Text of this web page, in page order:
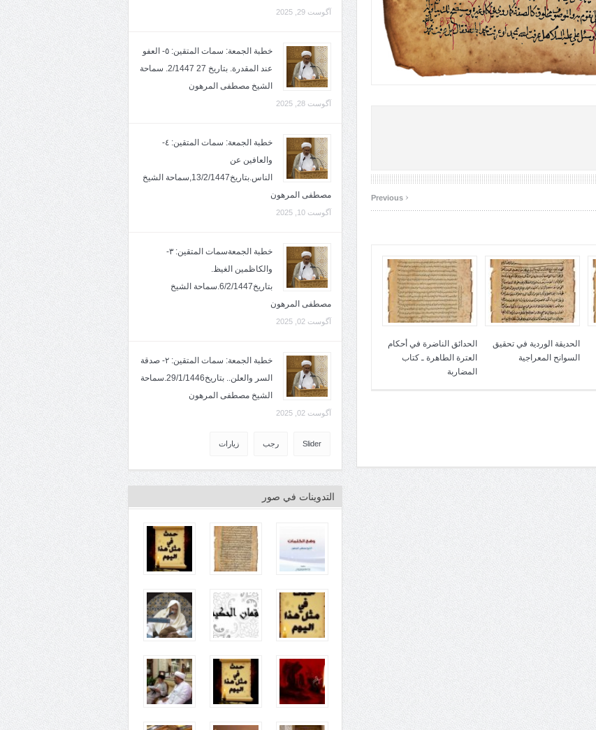
‹
الحديقة الوردية في تحقيق
السوانح المعراجية
الحدائق الناضرة في أحكام
العترة الطاهرة ـ كتاب
المضاربة
آگوست 29, 2025
خطبة الجمعة: سمات المتقين: ٥- العفو
عند المقدرة. بتاريخ 27 2/1447. سماحة
الشيخ مصطفى المرهون
آگوست 28, 2025
خطبة الجمعة: سمات المتقين: ٤-
والعافين عن
الناس.بتاريخ13/2/1447,سماحة الشيخ
مصطفى المرهون
آگوست 10, 2025
خطبة الجمعةسمات المتقين: ٣-
والكاظمين الغيظ.
بتاريخ6/2/1447.سماحة الشيخ
مصطفى المرهون
آگوست 02, 2025
خطبة الجمعة: سمات المتقين: ٢- صدقة
السر والعلن.. بتاريخ29/1/1446.سماحة
الشيخ مصطفى المرهون
آگوست 02, 2025
Slider رجب زيارات
التدوينات في صور